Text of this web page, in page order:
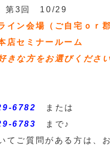
3回 10/29
ン会場（ご自宅ｏｒ郡
ミナールーム
きな方をお選びください
6782
または
6783
まで♪
てご質問がある方は、